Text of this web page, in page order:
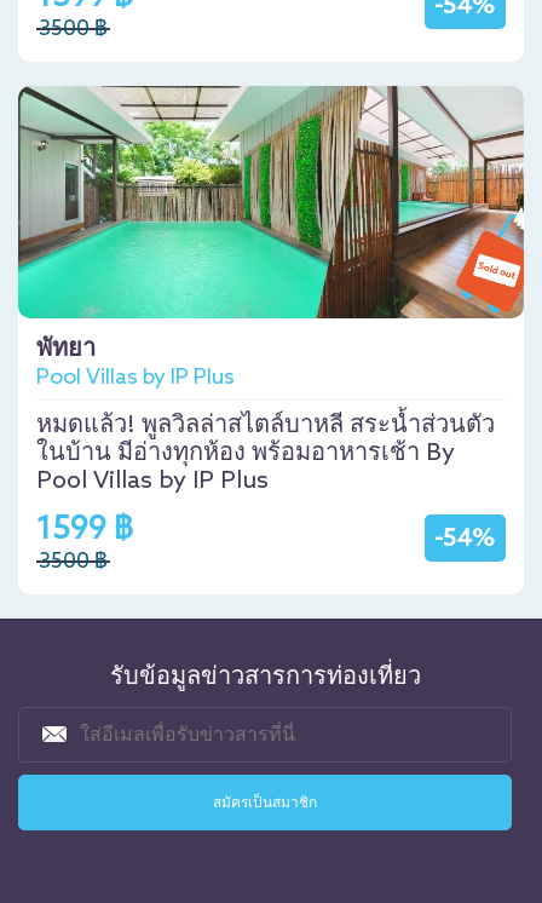
-54%
3500 ฿
พัทยา
Pool Villas by IP Plus
หมดแล้ว! พูลวิลล่าสไตล์บาหลี สระน้ำส่วนตัว
ในบ้าน มีอ่างทุกห้อง พร้อมอาหารเช้า By
Pool Villas by IP Plus
-54%
1599 ฿
3500 ฿
รับข้อมูลข่าวสารการท่องเที่ยว